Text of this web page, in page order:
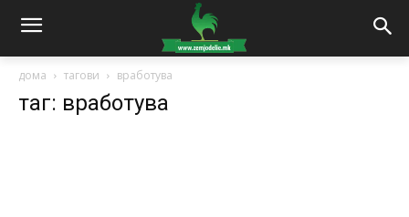
дома тагови вработува
таг: вработува